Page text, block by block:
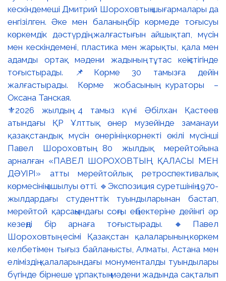
⚜️2026 жылдың 4 тамыз күні Әбілхан Қастеев
атындағы ҚР Ұлттық өнер музейінде заманауи
қазақстандық мүсін өнерінің көрнекті өкілі мүсінші
Павел Шороховтың 80 жылдық мерейтойына
арналған «ПАВЕЛ ШОРОХОВТЫҢ ҚАЛАСЫ МЕН
ДӘУІРІ» атты мерейтойлық ретроспективалық
көрмесінің ашылуы өтті. 🔹Экспозиция суретшінің 1970-
жылдардағы студенттік туындыларынан бастап,
мерейтой қарсаңындағы соңғы еңбектеріне дейінгі әр
кезеңді бір арнаға тоғыстырады. 🔸Павел
Шороховтың есімі Қазақстан қалаларының көркем
келбетімен тығыз байланысты, Алматы, Астана мен
еліміздің қалаларындағы монументалды туындылары
бүгінде бірнеше ұрпақтың мәдени жадында сақталып